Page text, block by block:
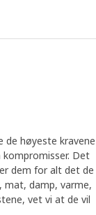
de høyeste kravene
Det
dem for alt det de
mat, damp, varme,
vet vi at de vil